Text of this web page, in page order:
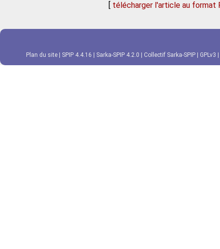
[ télécharger l'article au format
Plan du site SPIP 4.4.16 Sarka-SPIP 4.2.0 Collectif Sarka-SPIP GPLv3